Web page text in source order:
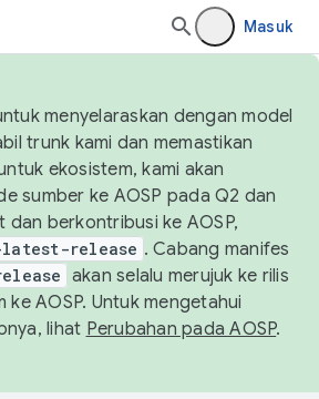
Masuk
menyelaraskan dengan model
trunk kami dan memastikan
ekosistem, kami akan
sumber ke AOSP pada Q2 dan
dan berkontribusi ke AOSP,
release . Cabang manifes
akan selalu merujuk ke rilis
AOSP. Untuk mengetahui
lihat Perubahan pada AOSP.